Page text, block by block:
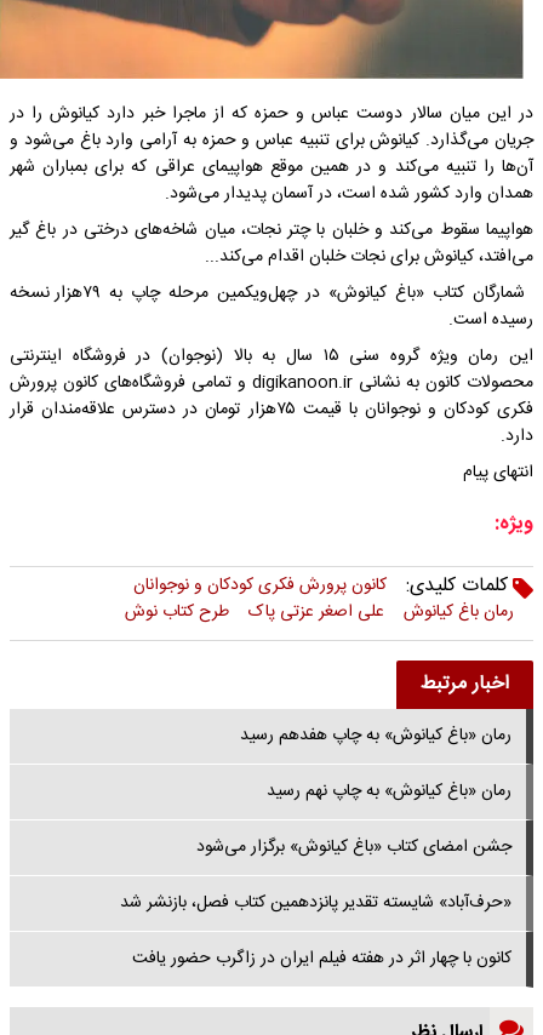
در این میان سالار دوست عباس و حمزه که از ماجرا خبر دارد کیانوش را در
جریان می‌گذارد. کیانوش برای تنبیه عباس و حمزه به آرامی وارد باغ می‌شود و
آن‌ها را تنبیه می‌کند و در همین موقع هواپیمای عراقی که برای بمباران شهر
همدان وارد کشور شده است، در آسمان پدیدار می‌شود.
هواپیما سقوط می‌کند و خلبان با چتر نجات، میان شاخه‌های درختی در باغ گیر
می‌افتد، کیانوش برای نجات خلبان اقدام می‌کند...
شمارگان کتاب «باغ کیانوش» در چهل‌ویکمین مرحله چاپ به ۷۹هزار نسخه
رسیده است.
این رمان ویژه گروه سنی ۱۵ سال به بالا (نوجوان) در فروشگاه‌ اینترنتی
محصولات کانون به نشانی digikanoon.ir و تمامی فروشگاه‌های کانون پرورش
فکری کودکان و نوجوانان با قیمت ۷۵هزار تومان در دسترس علاقه‌مندان قرار
دارد.
انتهای پیام
ویژه:
کلمات کلیدی:
کانون پرورش فکرى کودکان و نوجوانان
رمان باغ کیانوش
علی اصغر عزتی پاک طرح کتاب نوش
اخبار مرتبط
رمان «باغ کیانوش» به چاپ هفدهم رسید
رمان «باغ کیانوش» به چاپ نهم رسید
جشن امضای کتاب «باغ کیانوش» برگزار می‌شود
«حرف‌آباد» شایسته تقدیر پانزدهمین کتاب فصل، بازنشر شد
کانون با چهار اثر در هفته فیلم ایران در زاگرب حضور یافت